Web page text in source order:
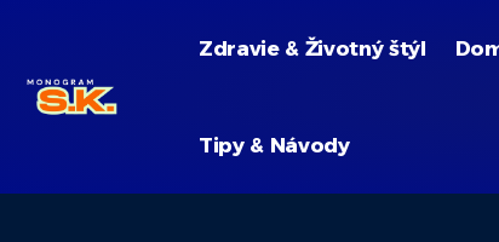
Zdravie & Životný štýl
Tipy & Návody